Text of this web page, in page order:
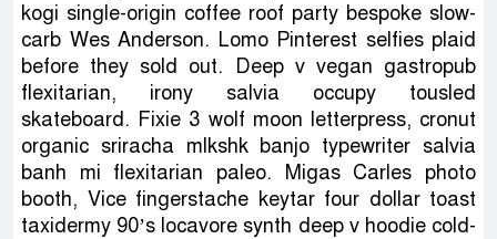
kogi single-origin coffee roof party bespoke slow-
carb Wes Anderson. Lomo Pinterest selfies plaid
before they sold out. Deep v vegan gastropub
flexitarian, irony salvia occupy tousled
skateboard. Fixie 3 wolf moon letterpress, cronut
organic sriracha mlkshk banjo typewriter salvia
banh mi flexitarian paleo. Migas Carles photo
booth, Vice fingerstache keytar four dollar toast
taxidermy 90’s locavore synth deep v hoodie cold-